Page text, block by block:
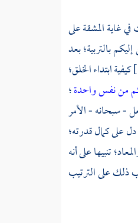
غاية المشقة على
بالتربية؛ بعد
كيفية ابتداء الخلق؛
من نفس واحدة؛
- سبحانه - الأمر
على كمال قدرته؛
تنبيها على أنه
ذلك على الترتيب